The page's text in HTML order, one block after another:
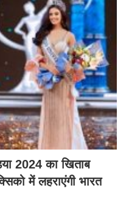
2024 का खिताब
में लहराएंगी भारत